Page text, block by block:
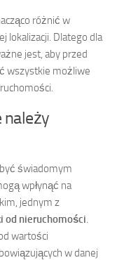
różnić w
lokalizacji. Dlatego dla
jest, aby przed
wszystkie możliwe
należy
świadomym
wpłynąć na
jednym z
od nieruchomości.
wartości
w danej